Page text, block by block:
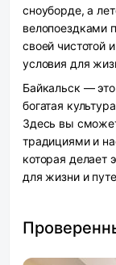
сноуборде, а
велопоездками
своей чистотой
условия для
Байкальск —
богатая
Здесь вы
традициями и
которая делает
для жизни и